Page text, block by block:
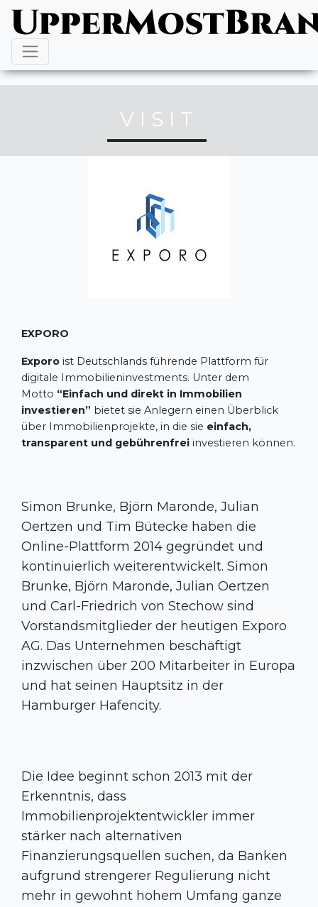
VISIT
EXPORO
Exporo ist Deutschlands führende Plattform für
digitale Immobilieninvestments. Unter dem
Motto “Einfach und direkt in Immobilien
investieren” bietet sie Anlegern einen Überblick
über Immobilienprojekte, in die sie einfach,
transparent und gebührenfrei investieren können.
Simon Brunke, Björn Maronde, Julian
Oertzen und Tim Bütecke haben die
Online-Plattform 2014 gegründet und
kontinuierlich weiterentwickelt. Simon
Brunke, Björn Maronde, Julian Oertzen
und Carl-Friedrich von Stechow sind
Vorstandsmitglieder der heutigen Exporo
AG. Das Unternehmen beschäftigt
inzwischen über 200 Mitarbeiter in Europa
und hat seinen Hauptsitz in der
Hamburger Hafencity.
Die Idee beginnt schon 2013 mit der
Erkenntnis, dass
Immobilienprojektentwickler immer
stärker nach alternativen
Finanzierungsquellen suchen, da Banken
aufgrund strengerer Regulierung nicht
mehr in gewohnt hohem Umfang ganze